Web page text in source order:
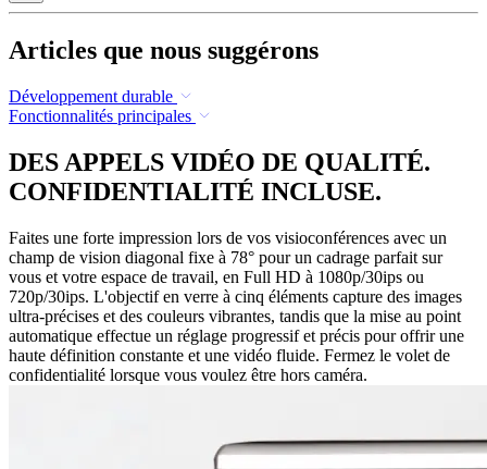
Articles que nous suggérons
Développement durable
Fonctionnalités principales
DES APPELS VIDÉO DE QUALITÉ.
CONFIDENTIALITÉ INCLUSE.
Faites une forte impression lors de vos visioconférences avec un
champ de vision diagonal fixe à 78° pour un cadrage parfait sur
vous et votre espace de travail, en Full HD à 1080p/30ips ou
720p/30ips. L'objectif en verre à cinq éléments capture des images
ultra-précises et des couleurs vibrantes, tandis que la mise au point
automatique effectue un réglage progressif et précis pour offrir une
haute définition constante et une vidéo fluide. Fermez le volet de
confidentialité lorsque vous voulez être hors caméra.